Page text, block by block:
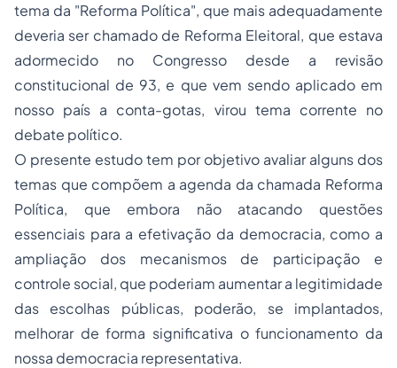
tema da "Reforma Política", que mais adequadamente
deveria ser chamado de Reforma Eleitoral, que estava
adormecido no Congresso desde a revisão
constitucional de 93, e que vem sendo aplicado em
nosso país a conta-gotas, virou tema corrente no
debate político.
O presente estudo tem por objetivo avaliar alguns dos
temas que compõem a agenda da chamada Reforma
Política, que embora não atacando questões
essenciais para a efetivação da democracia, como a
ampliação dos mecanismos de participação e
controle social, que poderiam aumentar a legitimidade
das escolhas públicas, poderão, se implantados,
melhorar de forma significativa o funcionamento da
nossa democracia representativa.